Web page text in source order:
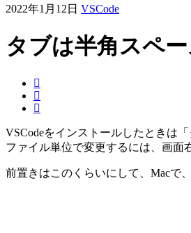
2022年1月12日 VSCode
タブは半角スペ
VSCodeをインストールしたときは
ファイル単位で変更するには、画面
前置きはこのくらいにして、Macで